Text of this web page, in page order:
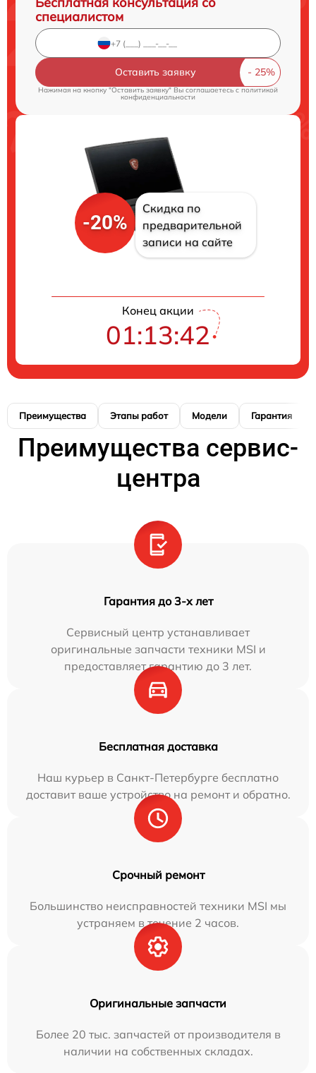
специалистом
Оставить заявку
Нажимая на кнопку "Оставить заявку" Вы соглашаетесь cполитикой
конфиденциальности
-20%
Скидка по
предварительной
записи на сайте
Конец акции
01:13:41
Преимущества Этапы работ Модели Гарантия
Преимущества сервис-
центра
Гарантия до 3-х лет
Сервисный центр устанавливает
оригинальные запчасти техники MSI и
предоставляет гарантию до 3 лет.
Бесплатная доставка
Наш курьер в Санкт-Петербурге бесплатно
доставит ваше устройство на ремонт и обратно.
Срочный ремонт
Большинство неисправностей техники MSI мы
устраняем в течение 2 часов.
Оригинальные запчасти
Более 20 тыс. запчастей от производителя в
наличии на собственных складах.